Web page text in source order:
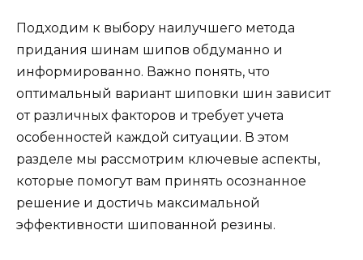
Подходим к выбору наилучшего метода
придания шинам шипов обдуманно и
информированно. Важно понять, что
оптимальный вариант шиповки шин зависит
от различных факторов и требует учета
особенностей каждой ситуации. В этом
разделе мы рассмотрим ключевые аспекты,
которые помогут вам принять осознанное
решение и достичь максимальной
эффективности шипованной резины.